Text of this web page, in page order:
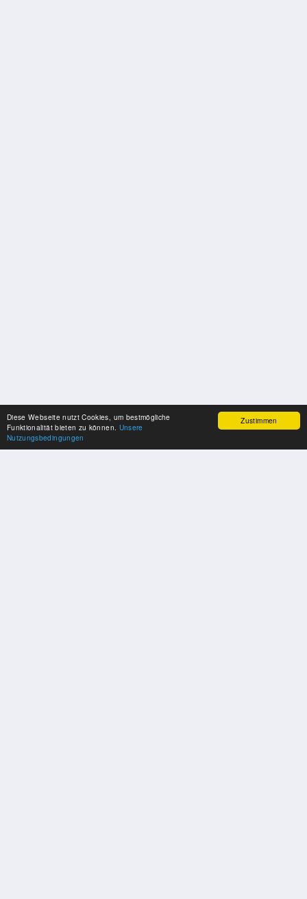
Zustimmen
Diese Webseite nutzt Cookies, um bestmögliche
Funktionalität bieten zu können. Unsere
Nutzungsbedingungen